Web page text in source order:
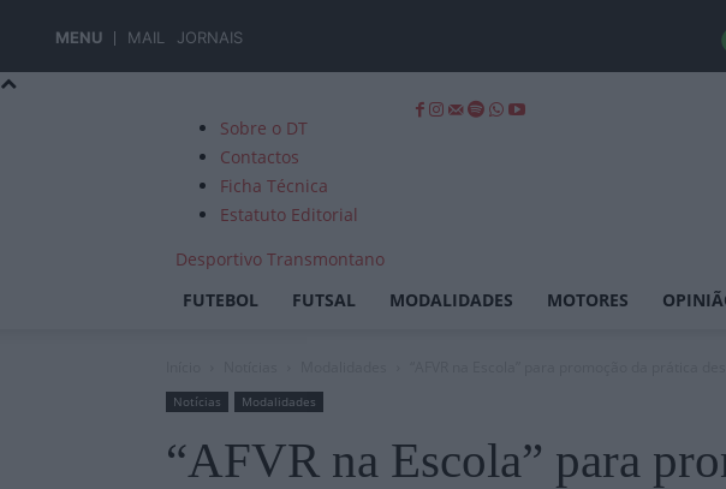
MENU MAIL JORNAIS
Sobre o DT
Contactos
Ficha Técnica
Estatuto Editorial
Desportivo Transmontano
FUTEBOL
FUTSAL MODALIDADES MOTORES
Notícias Modalidades
“AFVR na Escola” para